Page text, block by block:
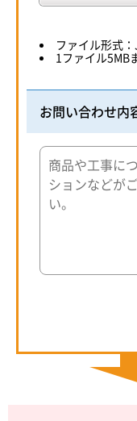
ファイル形式
1ファイル5MB
お問い合わせ内